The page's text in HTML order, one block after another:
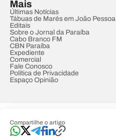
Compartilhe o artigo
Mais
Últimas Notícias
Tábuas de Marés em João Pessoa
Editais
Sobre o Jornal da Paraíba
Cabo Branco FM
CBN Paraíba
Expediente
Comercial
Fale Conosco
Política de Privacidade
Espaço Opinião
Developed by Designed by